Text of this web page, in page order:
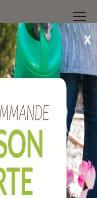
/ Plasticulture, liens,
1.5 mm, 100 g
1.5 mm, 100 g